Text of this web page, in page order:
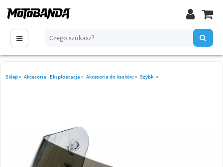
Sklep» Akcesoria i Eksploatacja » Akcesoria do kasków» Szybki »